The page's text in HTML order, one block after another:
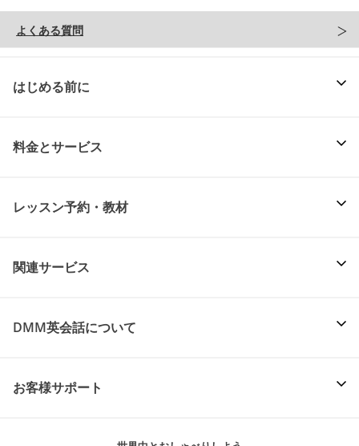
よくある質問
はじめる前に
料金とサービス
レッスン予約・教材
関連サービス
DMM英会話について
お客様サポート